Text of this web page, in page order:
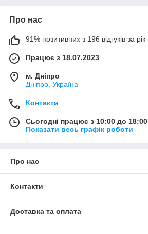
Про нас
91% позитивних з 196 відгуків за рік
Працює з 18.07.2023
м. Дніпро
Дніпро, Україна
Контакти
Сьогодні працює з 10:00 до 18:00
Показати весь графік роботи
Про нас
Контакти
Доставка та оплата